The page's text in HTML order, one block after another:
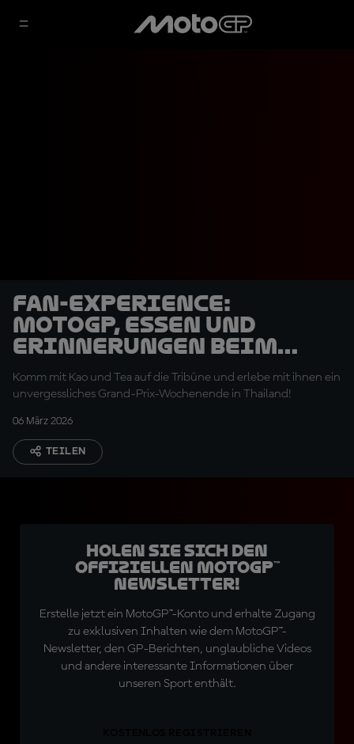
Fan-Experience:
MotoGP, Essen und
Erinnerungen beim
Grand Prix von
Thailand
Komm mit Kao und Tea auf die Tribüne und erlebe mit ihnen ein
unvergessliches Grand-Prix-Wochenende in Thailand!
06 März 2026
TEILEN
Holen Sie sich den
offiziellen MotoGP™
Newsletter!
Erstelle jetzt ein MotoGP™-Konto und erhalte Zugang
zu exklusiven Inhalten wie dem MotoGP™-
Newsletter, den GP-Berichten, unglaubliche Videos
und andere interessante Informationen über
unseren Sport enthält.